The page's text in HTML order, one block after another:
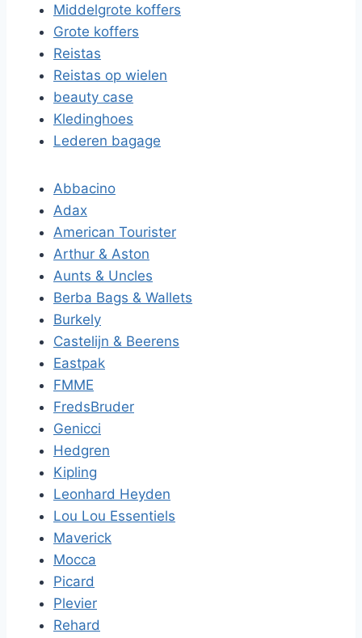
Middelgrote koffers
Grote koffers
Reistas
Reistas op wielen
beauty case
Kledinghoes
Lederen bagage
Abbacino
Adax
American Tourister
Arthur & Aston
Aunts & Uncles
Berba Bags & Wallets
Burkely
Castelijn & Beerens
Eastpak
FMME
FredsBruder
Genicci
Hedgren
Kipling
Leonhard Heyden
Lou Lou Essentiels
Maverick
Mocca
Picard
Plevier
Rehard